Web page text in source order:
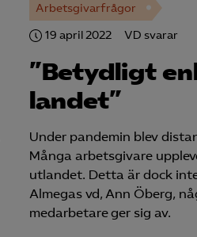
Arbetsgivarfrågor
19 april 2022 VD svarar
”Betydligt
landet”
Under pandemin blev
Många arbetsgivare
utlandet. Detta är dock
Almegas vd, Ann Öberg,
medarbetare ger sig av.